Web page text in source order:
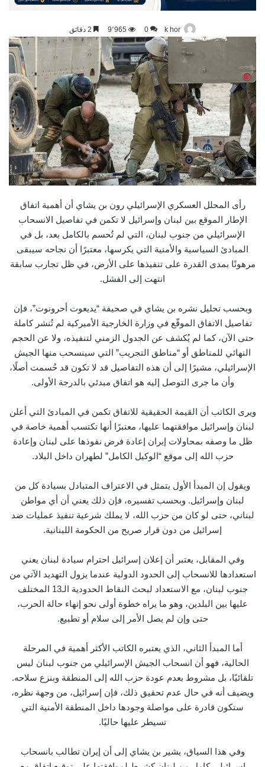
k hor
0 9٬965
رأى المحلل العسكري الإسرائيلي رون بن يشاي أن أهمية اتفاق
الإطار الموقع بين لبنان وإسرائيل لا تكمن في تفاصيل الانسحاب
الإسرائيلي من جنوب لبنان، التي لم تُحسم بالكامل بعد، بل في
المبادئ السياسية والأمنية التي يكرسها، معتبرًا أن نجاحه سيبقى
مرهونًا بمدى القدرة على تنفيذها على الأرض، في ظل تجارب سابقة
انتهت إلى الفشل.
وبحسب تحليل نشره بن يشاي في صحيفة “يديعوت أحرونوت”، فإن
تفاصيل الاتفاق الموقّع في وزارة الخارجية الأميركية لم تُنشر كاملة
حتى الآن، كما لم يُكشف عن الجدول الزمني لتنفيذه، ولا عن الحجم
النهائي للمناطق أو “مناطق التجريب” التي سينسحب منها الجيش
الإسرائيلي، مشيرًا إلى أن هذه التفاصيل قد لا تكون قد حُسمت أصلًا،
وأن ما جرى التوصل إليه هو اتفاق مبدئي بالدرجة الأولى.
ويرى الكاتب أن القيمة الحقيقية للاتفاق تكمن في المبادئ التي أعلن
لبنان وإسرائيل موافقتهما عليها، معتبرًا أنها تكتسب أهمية خاصة في
ظل ما وصفه بمحاولات إيران إعادة فرض نفوذها على لبنان وإعادة
حزب الله إلى موقع “الوكيل الكامل” لطهران داخل البلاد.
ويقول إن المبدأ الأول يتمثل في الاعتراف المتبادل بسيادة كل من
لبنان وإسرائيل. وبحسب تفسيره، فإن ذلك يعني أن أي مواطن
لبناني، حتى لو كان من حزب الله، لا يملك شرعية تنفيذ عمليات ضد
إسرائيل من دون قرار صريح من الحكومة اللبنانية.
وفي المقابل، يعتبر أن إعلان إسرائيل احترام سيادة لبنان يعني
استعدادها للانسحاب إلى الحدود الدولية عندما يزول التهديد الآتي من
جنوب لبنان، مع الاستعداد لبحث النقاط الحدودية الـ13 المختلف
عليها بين البلدين، وهو ما يراه خطوة أولى نحو إنهاء حالة الحرب،
حتى وإن لم يصل الأمر إلى سلام أو تطبيع.
أما المبدأ الثاني، الذي يعتبره الكاتب الأكثر أهمية في المرحلة
الحالية، فهو أن انسحاب الجيش الإسرائيلي من جنوب لبنان ليس
تلقائيًا، بل مشروط بعدم عودة حزب الله إلى المنطقة وبنزع سلاحه.
ويضيف أنه في حال عدم تحقيق ذلك، فإن إسرائيل، من وجهة نظره،
ستكون قادرة على مواصلة وجودها داخل المنطقة الأمنية التي
تسيطر عليها حاليًا.
وفي هذا السياق، يشير بن يشاي إلى أن إيران تطالب بانسحاب